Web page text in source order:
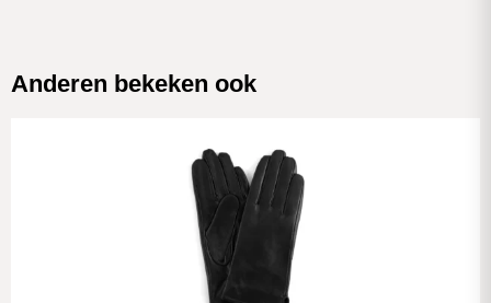
Anderen bekeken ook